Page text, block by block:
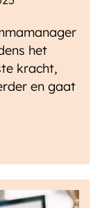
het
kracht,
en gaat